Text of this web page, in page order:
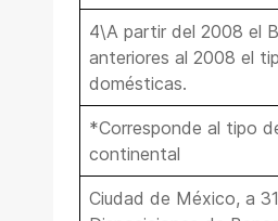
4\A partir del 2008 el
anteriores al 2008 el
domésticas.
*Corresponde al tipo
continental
Ciudad de México, a